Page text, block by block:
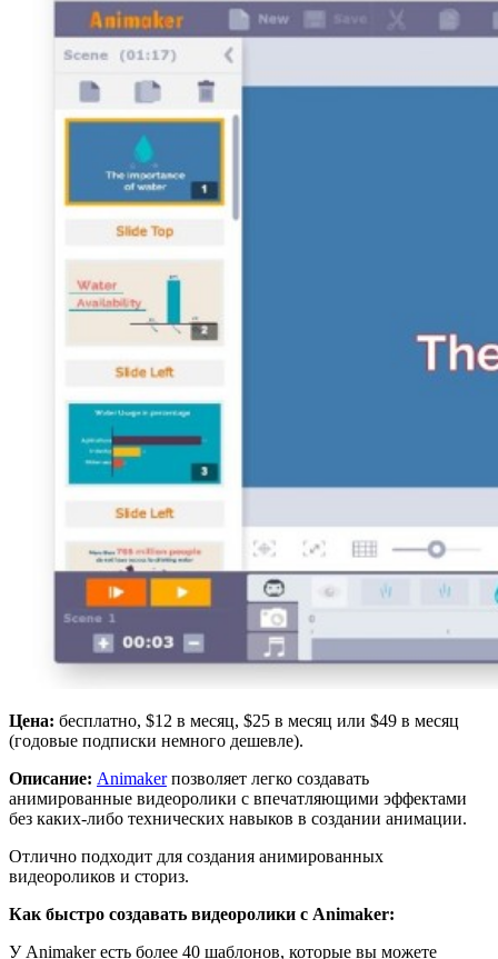
Цена: бесплатно, $12 в месяц, $25 в месяц или $49 в месяц
(годовые подписки немного дешевле).
Описание: Animakerпозволяет легко создавать
анимированные видеоролики с впечатляющими эффектами
без каких-либо технических навыков в создании анимации.
Отлично подходит для создания анимированных
видеороликов и сториз.
Как быстро создавать видеоролики с Animaker:
У Animaker есть более 40 шаблонов, которые вы можете